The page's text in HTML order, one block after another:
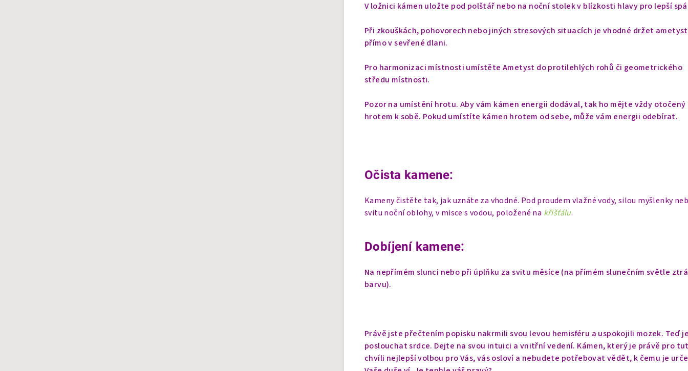
V ložnici kámen uložte pod polštář nebo na noční stolek v blízkosti hlavy pro lepší
Při zkouškách, pohovorech nebo jiných stresových situacích je vhodné držet ametyst
přímo v sevřené dlani.
Pro harmonizaci místnosti umístěte Ametyst do protilehlých rohů či geometrického
středu místnosti.
Pozor na umístění hrotu. Aby vám kámen energii dodával, tak ho mějte vždy otočený
hrotem k sobě. Pokud umístíte kámen hrotem od sebe, může vám energii odebírat.
Očista kamene:
Kameny čistěte tak, jak uznáte za vhodné. Pod proudem vlažné vody, silou myšlenky
svitu noční oblohy, v misce s vodou, položené na křišťálu.
Dobíjení kamene:
Na nepřímém slunci nebo při úplňku za svitu měsíce (na přímém slunečním světle
barvu).
Právě jste přečtením popisku nakrmili svou levou hemisféru a uspokojili mozek. Teď
poslouchat srdce. Dejte na svou intuici a vnitřní vedení. Kámen, který je právě pro
chvíli nejlepší volbou pro Vás, vás osloví a nebudete potřebovat vědět, k čemu je